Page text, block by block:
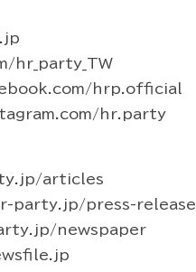
hrp.official
hr.party
articles
party.jp/press-release
newspaper